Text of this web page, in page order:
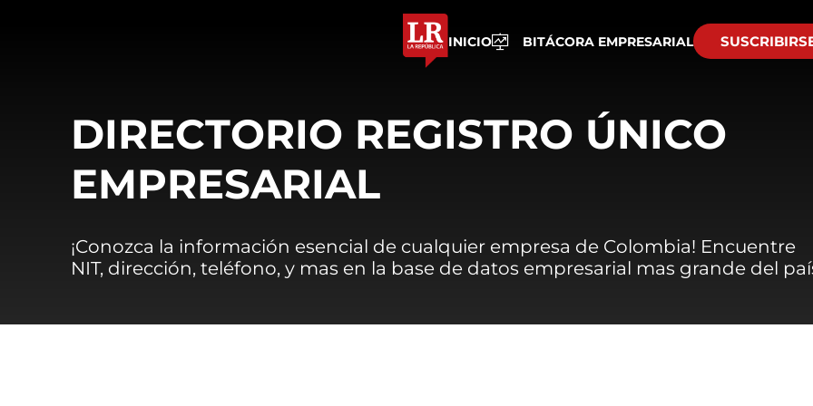
INICIO BITÁCORA EMPRESARIAL
DIRECTORIO REGISTRO ÚNICO
EMPRESARIAL
¡Conozca la información esencial de cualquier empresa de Colombia! Encuentre
NIT, dirección, teléfono, y mas en la base de datos empresarial mas grande del